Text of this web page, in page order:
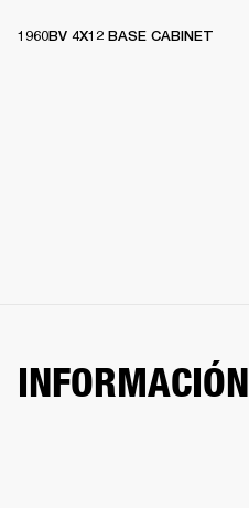
1960BV 4X12 BASE CABINET
INFORMACIÓN